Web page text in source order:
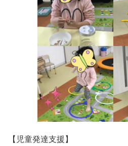
【児童発達支援】